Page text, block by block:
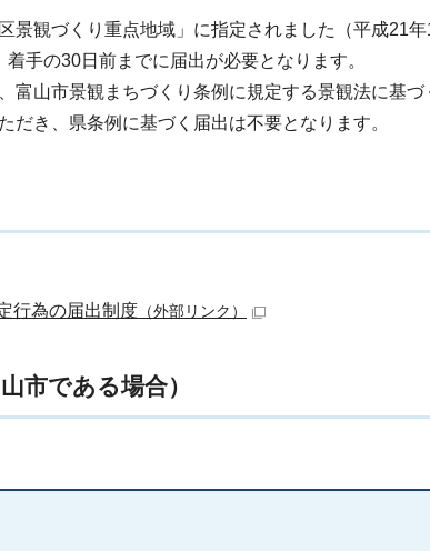
観づくり重点地域」に指定されました（平成21年
手の30日前までに届出が必要となります。
富山市景観まちづくり条例に規定する景観法に基づ
き、県条例に基づく届出は不要となります。
行為の届出制度 （外部リンク）
市である場合）